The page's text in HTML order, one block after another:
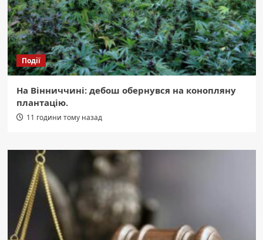
Події
На Вінниччині: дебош обернувся на конопляну
плантацію.
11 години тому назад